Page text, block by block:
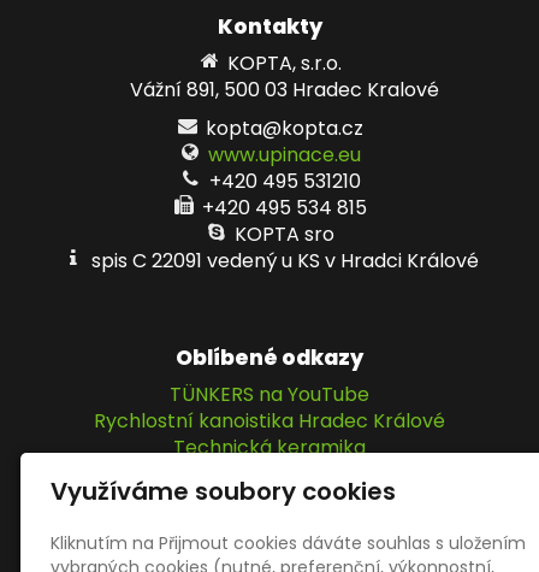
Kontakty
KOPTA, s.r.o.
Vážní 891, 500 03 Hradec Kralové
kopta@kopta.cz
www.upinace.eu
+420 495 531210
+420 495 534 815
KOPTA sro
spis C 22091 vedený u KS v Hradci Králové
Oblíbené odkazy
TÜNKERS na YouTube
Rychlostní kanoistika Hradec Králové
Technická keramika
KOPTA, s.r.o.
Využíváme soubory cookies
Kliknutím na Přijmout cookies dáváte souhlas s uložením
vybraných cookies (nutné, preferenční, výkonnostní,